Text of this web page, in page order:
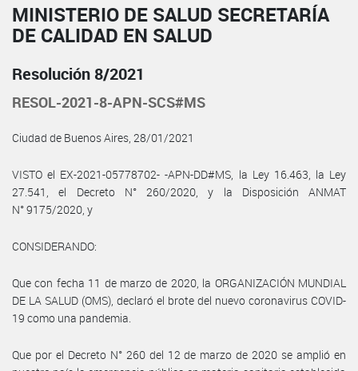
MINISTERIO DE SALUD SECRETARÍA
DE CALIDAD EN SALUD
Resolución 8/2021
RESOL-2021-8-APN-SCS#MS
Ciudad de Buenos Aires, 28/01/2021
VISTO el EX-2021-05778702- -APN-DD#MS, la Ley 16.463, la Ley
27.541, el Decreto N° 260/2020, y la Disposición ANMAT
N° 9175/2020, y
CONSIDERANDO:
Que con fecha 11 de marzo de 2020, la ORGANIZACIÓN MUNDIAL
DE LA SALUD (OMS), declaró el brote del nuevo coronavirus COVID-
19 como una pandemia.
Que por el Decreto N° 260 del 12 de marzo de 2020 se amplió en